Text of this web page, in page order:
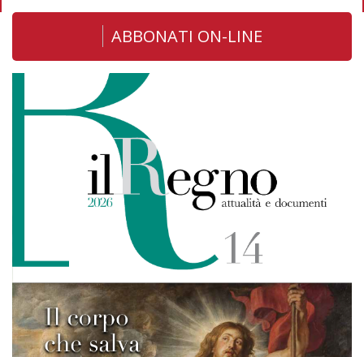
ABBONATI ON-LINE